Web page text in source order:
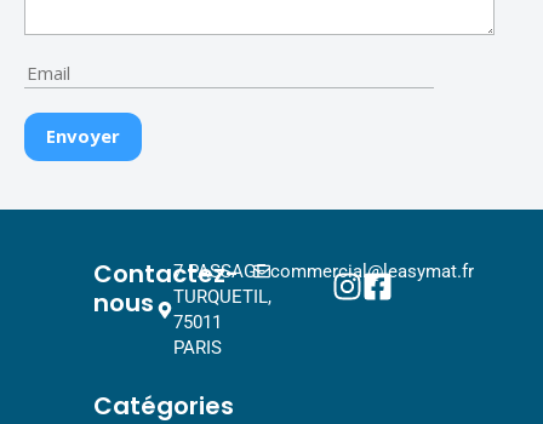
Contactez-
nous
7 PASSAGE
TURQUETIL,
75011
PARIS
commercial@leasymat.fr
Catégories